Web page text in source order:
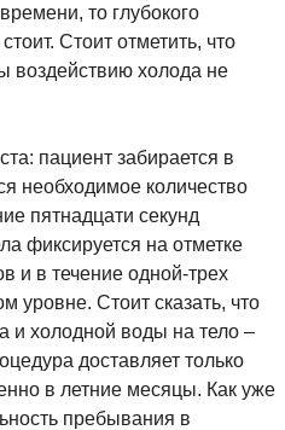
то глубокого
Стоит отметить, что
воздействию холода не
пациент забирается в
необходимое количество
пятнадцати секунд
фиксируется на отметке
и в течение одной-трех
уровне. Стоит сказать, что
и холодной воды на тело –
доставляет только
в летние месяцы. Как уже
пребывания в